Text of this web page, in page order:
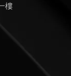
樓